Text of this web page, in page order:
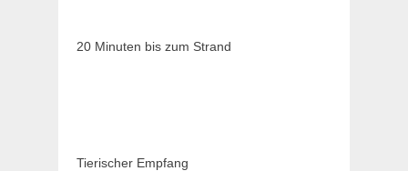
20 Minuten bis zum Strand
Tierischer Empfang